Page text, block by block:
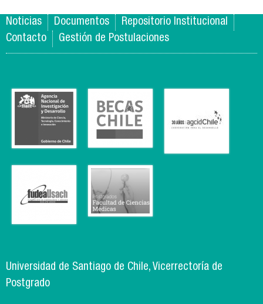
Noticias Documentos
Repositorio Institucional
Contacto
Gestión de Postulaciones
Universidad de Santiago de Chile, Vicerrectoría de
Postgrado